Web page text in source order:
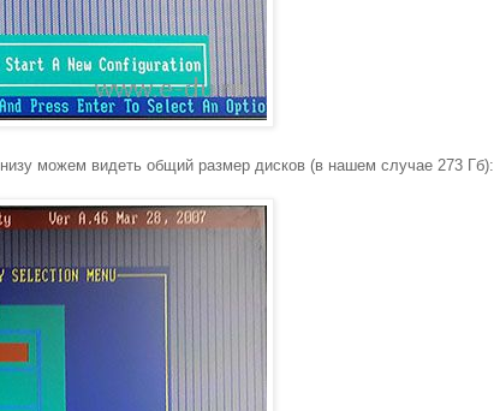
можем видеть общий размер дисков (в нашем случае 273 Гб):